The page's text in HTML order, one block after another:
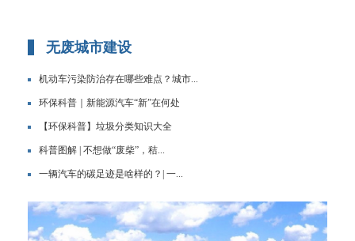
无废城市建设
机动车污染防治存在哪些难点？城市...
环保科普｜新能源汽车“新”在何处
【环保科普】垃圾分类知识大全
科普图解 | 不想做“废柴”，秸...
一辆汽车的碳足迹是啥样的？| 一...